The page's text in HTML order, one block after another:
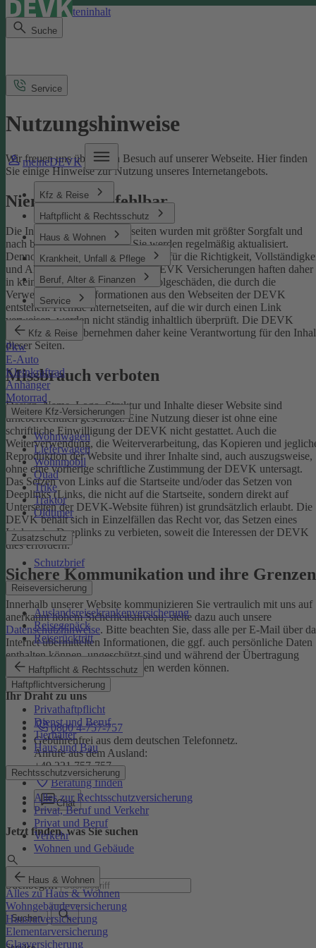
Direkt zum Seiteninhalt
Suche
meineDEVK
Kfz & Reise
Haftpflicht & Rechtsschutz
Haus & Wohnen
Krankheit, Unfall & Pflege
Beruf, Alter & Finanzen
Service
Kfz & Reise
Pkw
E-Auto
Kleinkraftrad
Anhänger
Motorrad
Weitere Kfz-Versicherungen
Wohnwagen
Lieferwagen
Wohnmobil
Quad
Trike
Traktor
Oldtimer
Zusatzschutz
Schutzbrief
Reiseversicherung
Auslandsreisekrankenversicherung
Reisegepäck
Reiserücktritt
Haftpflicht & Rechtsschutz
Haftpflichtversicherung
Privathaftpflicht
Dienst und Beruf
Tierhalter
Haus und Bau
Rechtsschutzversicherung
Alles zur Rechtsschutzversicherung
Privat, Beruf und Verkehr
Privat und Beruf
Verkehr
Wohnen und Gebäude
Haus & Wohnen
Alles zu Haus & Wohnen
Wohngebäudeversicherung
Hausratversicherung
Elementarversicherung
Glasversicherung
Service
Nutzungshinweise
Wir freuen uns über Ihren Besuch auf unserer Webseite. Hier finden
Sie einige Hinweise zur Nutzung unseres Internetangebots.
Niemand ist unfehlbar
Die Inhalte der DEVK-Webseiten wurden mit größter Sorgfalt und
nach bestem Wissen erstellt. Sie werden regelmäßig aktualisiert.
Dennoch können wir keine Gewähr für die Richtigkeit,
und Aktualität übernehmen. Die DEVK Versicherungen haften daher
in keinem Fall für Schäden oder Folgeschäden, die durch die
Verwendung von Informationen aus den Webseiten der DEVK
entstehen. Fremde Internetseiten, auf die wir durch einen Link
verweisen, werden nicht ständig inhaltlich überprüft. Die DEVK
Versicherungen übernehmen daher keine Verantwortung für den
dieser Seiten.
Missbrauch verboten
Design, Name, Logo, Struktur und Inhalte dieser Website sind
urheberrechtlich geschützt. Eine Nutzung dieser ist ohne eine
schriftliche Einwilligung der DEVK nicht gestattet. Auch die
Weiterverwendung, die Weiterverarbeitung, das Kopieren und
Reproduktion der Website und ihrer Inhalte sind, auch auszugsweise,
ohne eine vorherige schriftliche Zustimmung der DEVK untersagt.
Das Setzen von Links auf die Startseite und/oder das Setzen von
Deeplinks (Links, die nicht auf die Startseite, sondern direkt auf
Unterseiten der DEVK-Website führen) ist grundsätzlich erlaubt. Die
DEVK behält sich in Einzelfällen das Recht vor, das Setzen eines
Links oder Deeplinks zu verbieten, soweit die Interessen der DEVK
dies erfordern.
Sichere Kommunikation und ihre Grenzen
Innerhalb unserer Website kommunizieren Sie vertraulich mit uns auf
anerkannt hohem Sicherheitsniveau, siehe dazu auch unsere
Datenschutzhinweise. Bitte beachten Sie, dass alle per E-Mail über
Internet übermittelten Informationen, die ggf. auch persönliche Daten
enthalten können, ungeschützt sind und während der Übertragung
potenziell von Dritten eingesehen werden können.
Ihr Draht zu uns
0800 4-757-757
Gebührenfrei aus dem deutschen Telefonnetz.
Anrufe aus dem Ausland:
+49 221 757-757
Beratung finden
Chat
Jetzt finden, was Sie suchen
Suchbegriff
Suchen